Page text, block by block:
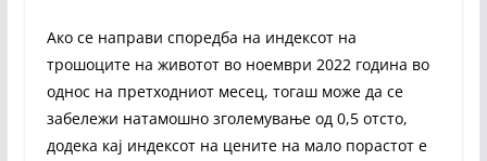
Ако се направи споредба на индексот на
трошоците на животот во ноември 2022 година во
однос на претходниот месец, тогаш може да се
забележи натамошно зголемување од 0,5 отсто,
додека кај индексот на цените на мало порастот е